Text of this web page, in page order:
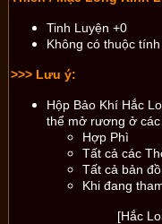
Tinh Luyện +0
Không có thuộc
>>> Lưu ý:
Hộp Bảo Khí Hắc
thể mở rương ở
Hợp Phì
Tất cả các
Tất cả bản
Khi đang
[Hắc